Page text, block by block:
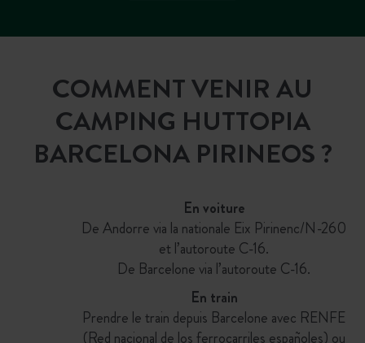
COMMENT VENIR AU
CAMPING HUTTOPIA
BARCELONA PIRINEOS ?
En voiture
De Andorre via la nationale Eix Pirinenc/N-260
et l’autoroute C-16.
De Barcelone via l’autoroute C-16.
En train
Prendre le train depuis Barcelone avec RENFE
(Red nacional de los ferrocarriles españoles) ou